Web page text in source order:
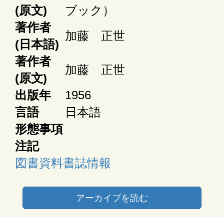
(原文)
ブック）
著作者
(日本語)
加藤 正世
著作者
(原文)
加藤 正世
出版年
1956
言語
日本語
形態事項
注記
図書資料書誌情報
アーカイブを読む